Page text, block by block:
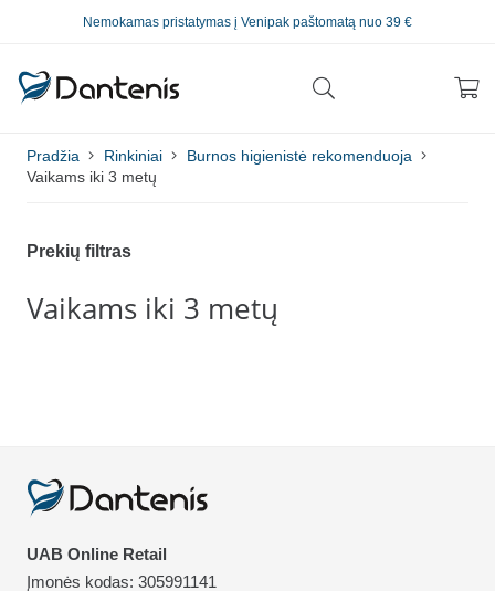
Nemokamas pristatymas į Venipak paštomatą nuo 39 €
Pradžia Rinkiniai
Burnos higienistė rekomenduoja
Vaikams iki 3 metų
Prekių filtras
Vaikams iki 3 metų
UAB Online Retail
Įmonės kodas: 305991141